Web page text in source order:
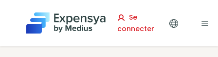
Expensya
Se
connecter